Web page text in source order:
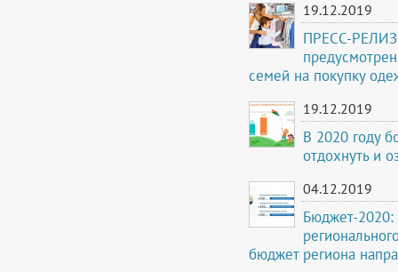
19.12.2019
ПРЕСС-РЕЛИЗ
семей на покупку
19.12.2019
В 2020 году
отдохнуть и
04.12.2019
Бюджет-2020:
бюджет региона